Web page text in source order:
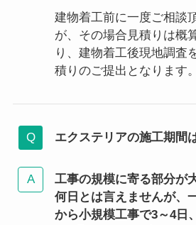
建物着工前に一度ご相談
が、その場合見積りは概
り、建物着工後現地調査
積りのご提出となります。
エクステリアの施工期間
工事の規模に寄る部分が
何日とは言えませんが、
から小規模工事で3～4日